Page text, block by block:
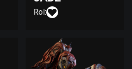
Rol: